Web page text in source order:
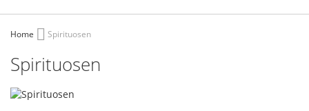
Home Spirituosen
Spirituosen